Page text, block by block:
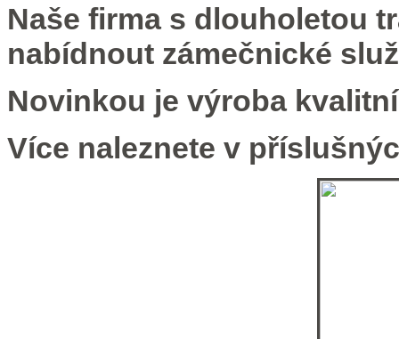
Naše firma s dlouholetou
nabídnout zámečnické
Novinkou je výroba
Více naleznete v